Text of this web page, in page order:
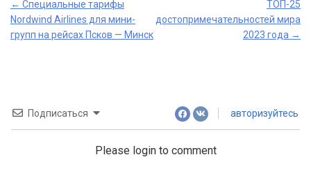
Post
navigation
← Специальные тарифы
Nordwind Airlines для мини-
групп на рейсах Псков — Минск
ТОП-25
достопримечательностей мира
2023 года →
Подписаться авторизуйтесь
Please login to comment